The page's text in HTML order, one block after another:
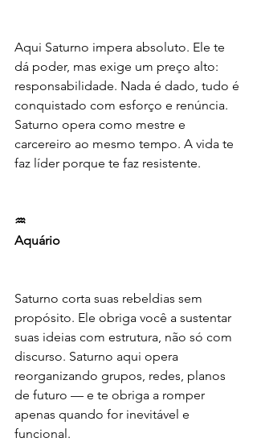
Aqui Saturno impera absoluto. Ele te
dá poder, mas exige um preço alto:
responsabilidade. Nada é dado, tudo é
conquistado com esforço e renúncia.
Saturno opera como mestre e
carcereiro ao mesmo tempo. A vida te
faz líder porque te faz resistente.
♒️
Aquário
Saturno corta suas rebeldias sem
propósito. Ele obriga você a sustentar
suas ideias com estrutura, não só com
discurso. Saturno aqui opera
reorganizando grupos, redes, planos
de futuro — e te obriga a romper
apenas quando for inevitável e
funcional.